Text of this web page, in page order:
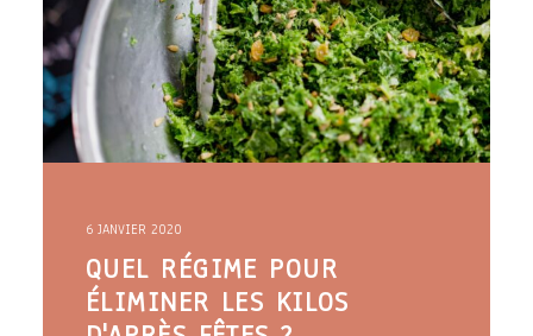
faire le quiz
Recherche
Panier
6 JANVIER 2020
QUEL RÉGIME POUR
ÉLIMINER LES KILOS